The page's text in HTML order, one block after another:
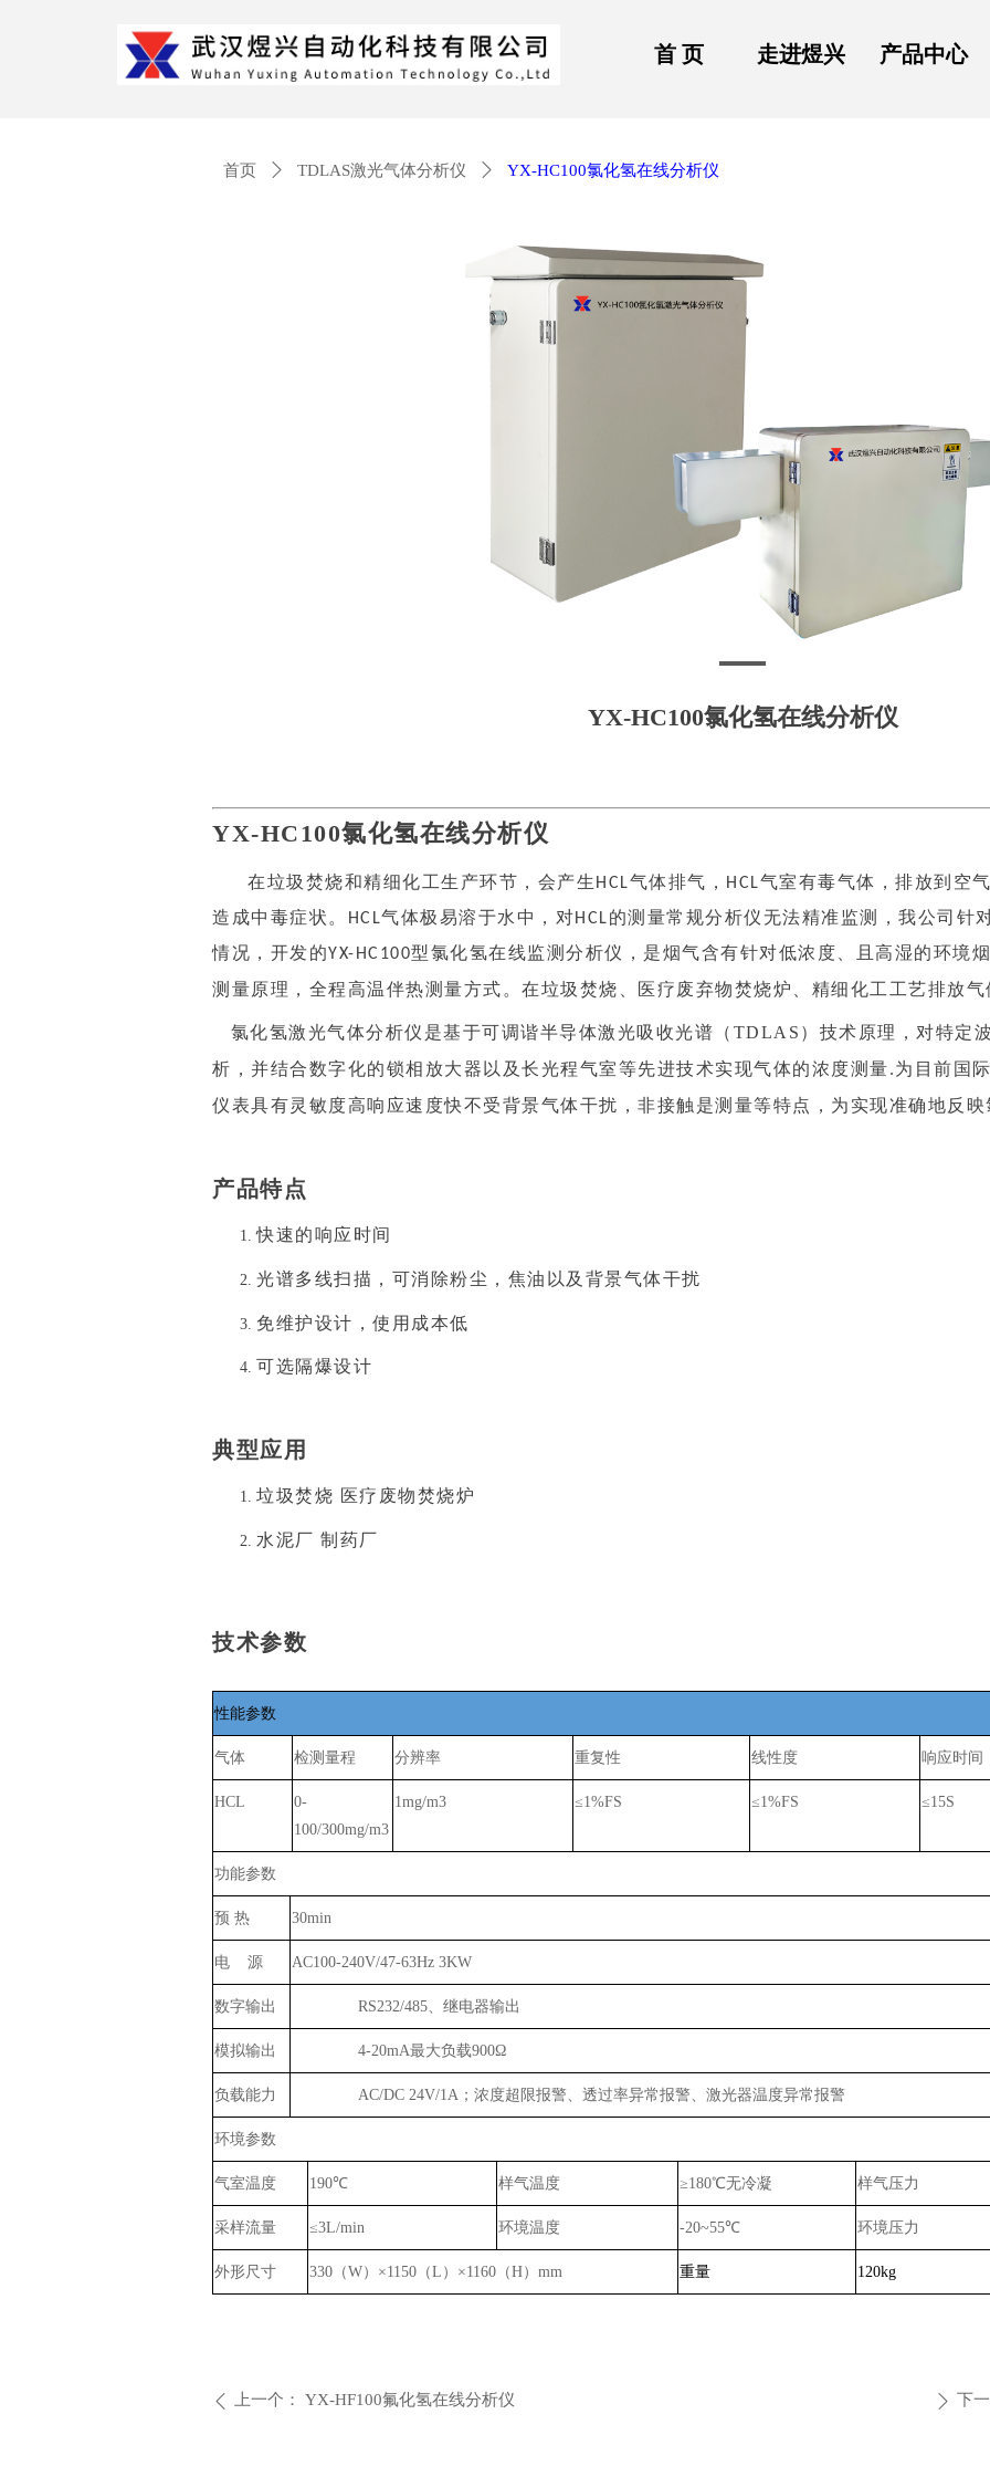
首 页 走进煜兴 产品中心
首页 ꄲ TDLAS激光气体分析仪 ꄲ YX-HC100氯化氢在线分析仪
YX-HC100氯化氢在线分析仪
ꄴ 上一个： YX-HF100氟化氢在线分析仪 ꄲ 下一
YX-HC100氯化氢在线分析仪
在垃圾焚烧和精细化工生产环节，会产生HCL气体排气，HCL气室有毒气体，排放到空
造成中毒症状。HCL气体极易溶于水中，对HCL的测量常规分析仪无法精准监测，我公司针
情况，开发的YX-HC100型氯化氢在线监测分析仪，是烟气含有针对低浓度、且高湿的环境
测量原理，全程高温伴热测量方式。在垃圾焚烧、医疗废弃物焚烧炉 、精细化工工艺排放气
氯化氢激光气体分析仪是基于可调谐半导体激光吸收光谱（TDLAS）技术原理，对特定
析，并结合数字化的锁相放大器以及长光程气室等先进技术实现气体的浓度测量.为目前国
仪表具有灵敏度高响应速度快不受背景气体干扰，非接触是测量等特点，为实现准确地反映
产品特点
快速的响应时间
光谱多线扫描，可消除粉尘，焦油以及背景气体干扰
免维护设计，使用成本低
可选隔爆设计
典型应用
垃圾焚烧 医疗废物焚烧炉
水泥厂 制药厂
技术参数
性能参数
气体 检测量程 分辨率 重复性 线性度 响应时间
HCL
0-
100/300mg/m3
1mg/m3 ≤1%FS ≤1%FS ≤15S
功能参数
预 热 30min
电 源 AC100-240V/47-63Hz 3KW
数字输出 RS232/485、继电器输出
模拟输出 4-20mA最大负载900Ω
负载能力 AC/DC 24V/1A；浓度超限报警、透过率异常报警、激光器温度异常报警
环境参数
气室温度 190℃ 样气温度 ≥180℃无冷凝 样气压力
采样流量 ≤3L/min 环境温度 -20~55℃ 环境压力
外形尺寸 330（W）×1150（L）×1160（H）mm 重量 120kg